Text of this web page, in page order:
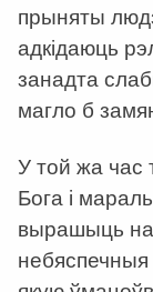
прыняты
адкідаюць
занадта
магло б
У той жа час
Бога і
вырашыць
небяспечныя